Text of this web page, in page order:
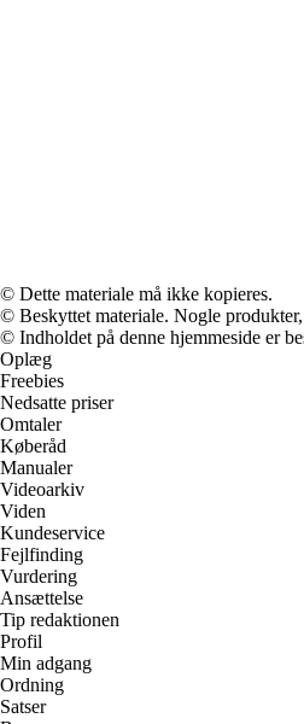
© Dette materiale må ikke kopieres.
© Beskyttet materiale. Nogle
© Indholdet på denne hjemmeside er
Oplæg
Freebies
Nedsatte priser
Omtaler
Køberåd
Manualer
Videoarkiv
Viden
Kundeservice
Fejlfinding
Vurdering
Ansættelse
Tip redaktionen
Profil
Min adgang
Ordning
Satser